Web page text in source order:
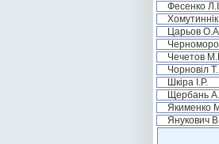
Фесенко
Царьов
Чечетов
Чорновіл
Шкіра І.Р.
Щербань
Якименко
Янукович